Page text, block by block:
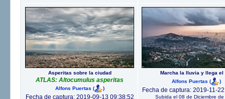
Asperitas sobre la ciudad
ATLAS: Altocumulus asperitas
Alfons Puertas ( )
Fecha de captura: 2019-09-13 09:38:52
Marcha la lluvia y llega el
Alfons Puertas ( )
Fecha de captura: 2019-11-
Subida el 08 de Diciembre